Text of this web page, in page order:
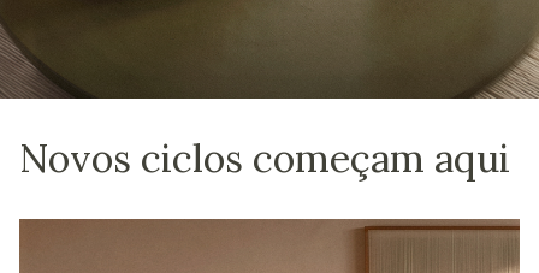
Novos ciclos começam aqui